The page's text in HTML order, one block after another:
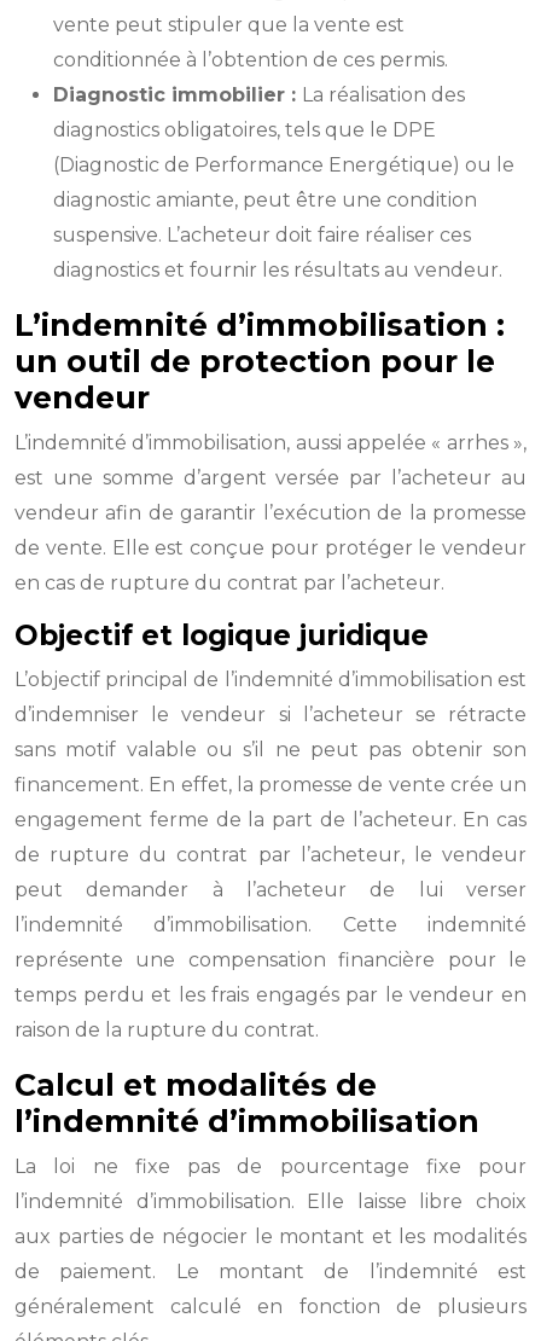
vente peut stipuler que la vente est
conditionnée à l’obtention de ces permis.
Diagnostic immobilier : La réalisation des
diagnostics obligatoires, tels que le DPE
(Diagnostic de Performance Energétique) ou le
diagnostic amiante, peut être une condition
suspensive. L’acheteur doit faire réaliser ces
diagnostics et fournir les résultats au vendeur.
L’indemnité d’immobilisation :
un outil de protection pour le
vendeur
L’indemnité d’immobilisation, aussi appelée « arrhes »,
est une somme d’argent versée par l’acheteur au
vendeur afin de garantir l’exécution de la promesse
de vente. Elle est conçue pour protéger le vendeur
en cas de rupture du contrat par l’acheteur.
Objectif et logique juridique
L’objectif principal de l’indemnité d’immobilisation est
d’indemniser le vendeur si l’acheteur se rétracte
sans motif valable ou s’il ne peut pas obtenir son
financement. En effet, la promesse de vente crée un
engagement ferme de la part de l’acheteur. En cas
de rupture du contrat par l’acheteur, le vendeur
peut demander à l’acheteur de lui verser
l’indemnité d’immobilisation. Cette indemnité
représente une compensation financière pour le
temps perdu et les frais engagés par le vendeur en
raison de la rupture du contrat.
Calcul et modalités de
l’indemnité d’immobilisation
La loi ne fixe pas de pourcentage fixe pour
l’indemnité d’immobilisation. Elle laisse libre choix
aux parties de négocier le montant et les modalités
de paiement. Le montant de l’indemnité est
généralement calculé en fonction de plusieurs